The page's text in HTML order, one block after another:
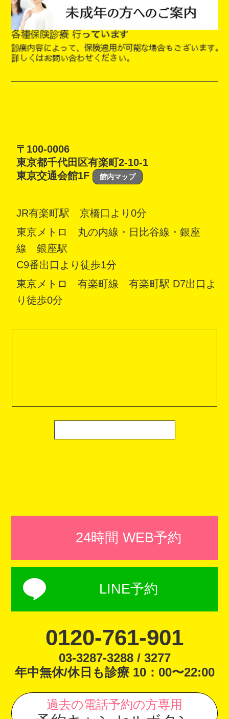
〒100-0006
東京都千代田区有楽町2-10-1
東京交通会館1F
館内マップ
JR有楽町駅 京橋口より0分
東京メトロ 丸の内線・日比谷線・銀座
線 銀座駅
C9番出口より徒歩1分
東京メトロ 有楽町線 有楽町駅 D7出口よ
り徒歩0分
24時間 WEB予約
LINE予約
0120-761-901
03-3287-3288 / 3277
年中無休/休日も診療 10：00〜22:00
過去の電話予約の方専用